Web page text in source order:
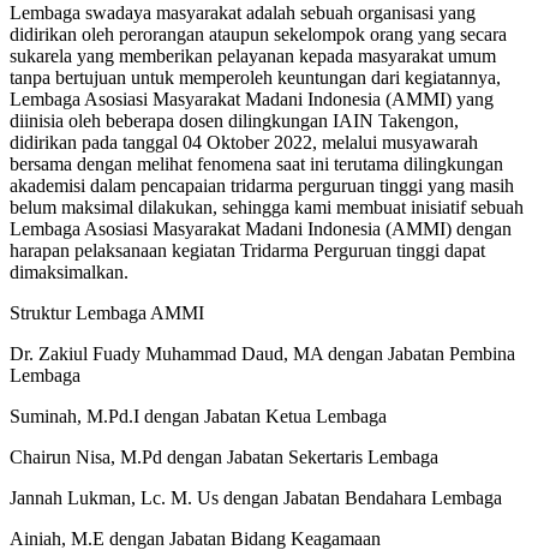
Lembaga swadaya masyarakat adalah sebuah organisasi yang
didirikan oleh perorangan ataupun sekelompok orang yang secara
sukarela yang memberikan pelayanan kepada masyarakat umum
tanpa bertujuan untuk memperoleh keuntungan dari kegiatannya,
Lembaga Asosiasi Masyarakat Madani Indonesia (AMMI) yang
diinisia oleh beberapa dosen dilingkungan IAIN Takengon,
didirikan pada tanggal 04 Oktober 2022, melalui musyawarah
bersama dengan melihat fenomena saat ini terutama dilingkungan
akademisi dalam pencapaian tridarma perguruan tinggi yang masih
belum maksimal dilakukan, sehingga kami membuat inisiatif sebuah
Lembaga Asosiasi Masyarakat Madani Indonesia (AMMI) dengan
harapan pelaksanaan kegiatan Tridarma Perguruan tinggi dapat
dimaksimalkan.
Struktur Lembaga AMMI
Dr. Zakiul Fuady Muhammad Daud, MA dengan Jabatan Pembina
Lembaga
Suminah, M.Pd.I dengan Jabatan Ketua Lembaga
Chairun Nisa, M.Pd dengan Jabatan Sekertaris Lembaga
Jannah Lukman, Lc. M. Us dengan Jabatan Bendahara Lembaga
Ainiah, M.E dengan Jabatan Bidang Keagamaan